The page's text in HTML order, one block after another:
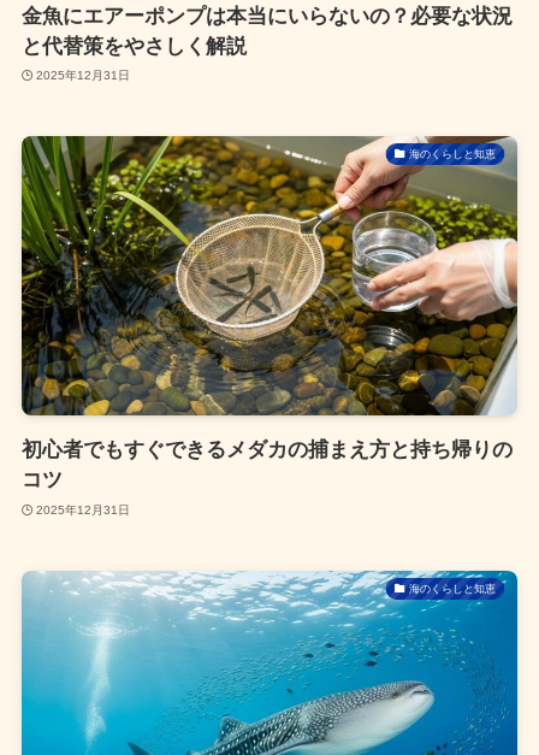
金魚にエアーポンプは本当にいらないの？必要な状況
と代替策をやさしく解説
2025年12月31日
海のくらしと知恵
初心者でもすぐできるメダカの捕まえ方と持ち帰りの
コツ
2025年12月31日
海のくらしと知恵